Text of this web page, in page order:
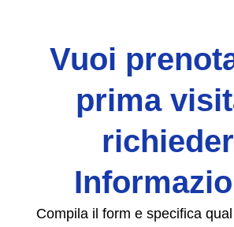
Vuoi
prima
Compila il form e specifica